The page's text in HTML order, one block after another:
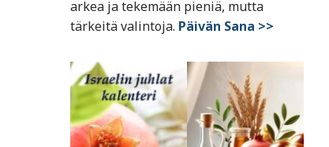
arkea ja tekemään pieniä, mutta
tärkeitä valintoja. Päivän Sana >>